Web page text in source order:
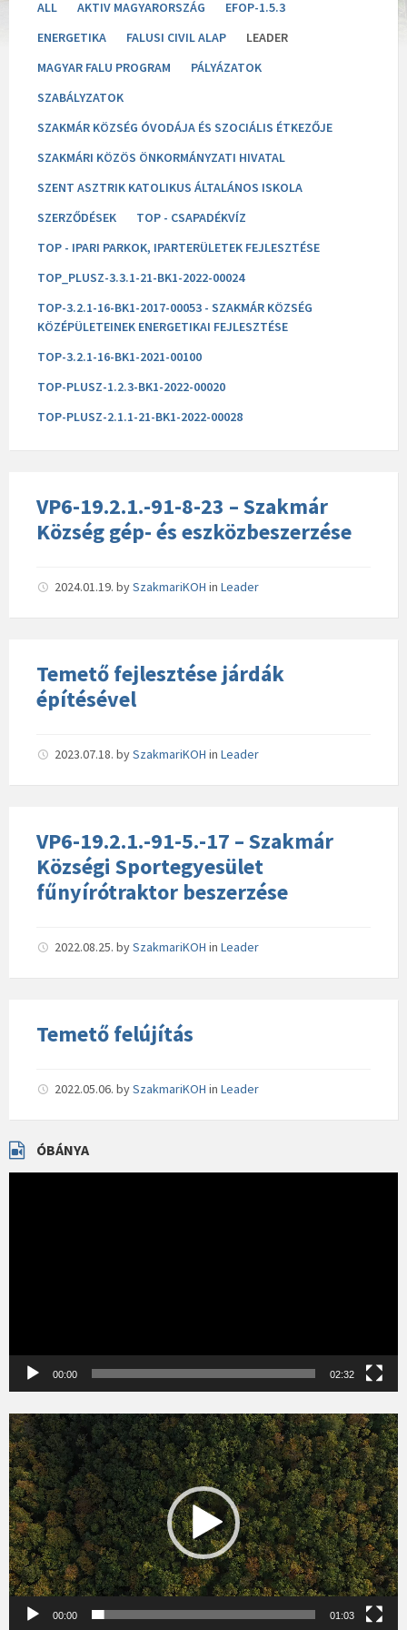
ALL AKTIV MAGYARORSZÁG
EFOP-1.5.3
ENERGETIKA
FALUSI CIVIL ALAP
LEADER
MAGYAR FALU PROGRAM
PÁLYÁZATOK
SZABÁLYZATOK
SZAKMÁR KÖZSÉG ÓVODÁJA ÉS SZOCIÁLIS ÉTKEZŐJE
SZAKMÁRI KÖZÖS ÖNKORMÁNYZATI HIVATAL
SZENT ASZTRIK KATOLIKUS ÁLTALÁNOS ISKOLA
SZERZŐDÉSEK
TOP - CSAPADÉKVÍZ
TOP - IPARI PARKOK, IPARTERÜLETEK FEJLESZTÉSE
TOP_PLUSZ-3.3.1-21-BK1-2022-00024
TOP-3.2.1-16-BK1-2017-00053 - SZAKMÁR KÖZSÉG
KÖZÉPÜLETEINEK ENERGETIKAI FEJLESZTÉSE
TOP-3.2.1-16-BK1-2021-00100
TOP-PLUSZ-1.2.3-BK1-2022-00020
TOP-PLUSZ-2.1.1-21-BK1-2022-00028
VP6-19.2.1.-91-8-23 – Szakmár
Község gép- és eszközbeszerzése
2024.01.19. bySzakmariKOH in Leader
Temető fejlesztése járdák
építésével
2023.07.18. bySzakmariKOH in Leader
VP6-19.2.1.-91-5.-17 – Szakmár
Községi Sportegyesület
fűnyírótraktor beszerzése
2022.08.25. bySzakmariKOH in Leader
Temető felújítás
2022.05.06. bySzakmariKOH in Leader
ÓBÁNYA
00:00 02:32
Videólejátszó
00:00 01:03